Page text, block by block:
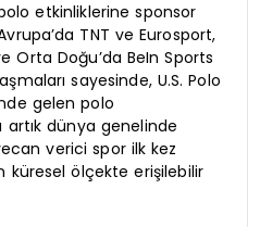
etkinliklerine sponsor
TNT ve Eurosport,
Orta Doğu’da BeIn Sports
sayesinde, U.S. Polo
gelen polo
artık dünya genelinde
verici spor ilk kez
küresel ölçekte erişilebilir